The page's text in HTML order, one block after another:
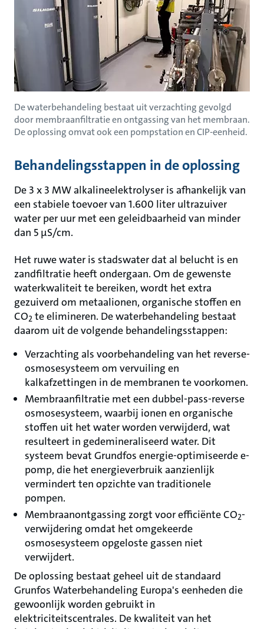
De waterbehandeling bestaat uit verzachting gevolgd
door membraanfiltratie en ontgassing van het membraan.
De oplossing omvat ook een pompstation en CIP-eenheid.
Behandelingsstappen in de oplossing
De 3 x 3 MW alkalineelektrolyser is afhankelijk van
een stabiele toevoer van 1.600 liter ultrazuiver
water per uur met een geleidbaarheid van minder
dan 5 μS/cm.
Het ruwe water is stadswater dat al belucht is en
zandfiltratie heeft ondergaan. Om de gewenste
waterkwaliteit te bereiken, wordt het extra
gezuiverd om metaalionen, organische stoffen en
CO2 te elimineren. De waterbehandeling bestaat
daarom uit de volgende behandelingsstappen:
Verzachting als voorbehandeling van het reverse-
osmosesysteem om vervuiling en
kalkafzettingen in de membranen te voorkomen.
Membraanfiltratie met een dubbel-pass-reverse
osmosesysteem, waarbij ionen en organische
stoffen uit het water worden verwijderd, wat
resulteert in gedemineraliseerd water. Dit
systeem bevat Grundfos energie-optimiseerde e-
pomp, die het energieverbruik aanzienlijk
vermindert ten opzichte van traditionele
pompen.
Membraanontgassing zorgt voor efficiënte CO2-
verwijdering omdat het omgekeerde
osmosesysteem opgeloste gassen niet
verwijdert.
De oplossing bestaat geheel uit de standaard
Grunfos Waterbehandeling Europa's eenheden die
gewoonlijk worden gebruikt in
elektriciteitscentrales. De kwaliteit van het